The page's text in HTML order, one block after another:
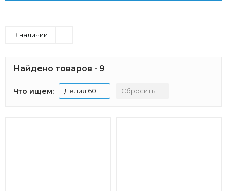
В наличии
Найдено товаров - 9
Что ищем: Делия 60 Сбросить